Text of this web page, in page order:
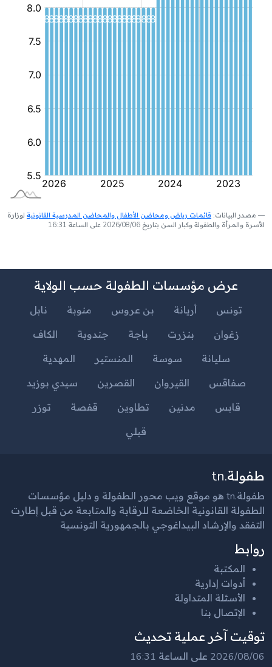
مصدر البيانات: قائمات رياض ومحاضن الأطفال والمحاضن المدرسية القانونية لوزارة
الأسرة والمرأة والطفولة وكبار السن بتاريخ 2026/08/06 على الساعة 16:31
عرض مؤسسات الطفولة حسب الولاية
تونس أريانة بن عروس منوبة
نابل
زغوان
بنزرت باجة جندوبة
الكاف
سليانة
سوسة المنستير
المهدية
صفاقس
القيروان القصرين
سيدي بوزيد
قابس
مدنين تطاوين قفصة
توزر
قبلي
طفولة.tn
طفولة.tn هو موقع ويب محور الطفولة و دليل مؤسسات
الطفولة القانونية الخاضعة للرقابة والمتابعة من قبل إطارت
التفقد والإرشاد البيداغوجي بالجمهورية التونسية
روابط
المكتبة
أدوات إدارية
الأسئلة المتداولة
الإتصال بنا
توقيت آخر عملية تحديث
2026/08/06 على الساعة 16:31